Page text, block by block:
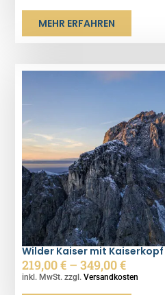
MEHR ERFAHREN
Wilder Kaiser mit Kaiserkopf
219,00€ –349,00€
inkl. MwSt. zzgl.Versandkosten